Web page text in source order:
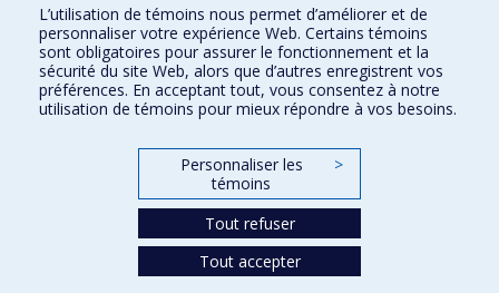
Nous trouver
Plan du site
Accessibilité
L’utilisation de témoins nous permet d’améliorer et de
personnaliser votre expérience Web. Certains témoins
sont obligatoires pour assurer le fonctionnement et la
sécurité du site Web, alors que d’autres enregistrent vos
préférences. En acceptant tout, vous consentez à notre
utilisation de témoins pour mieux répondre à vos besoins.
Personnaliser les
témoins
>
Tout refuser
Tout accepter